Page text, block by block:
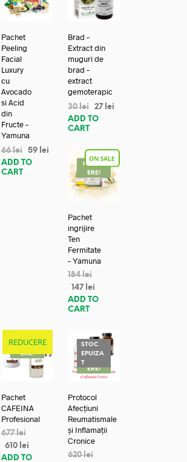
Pachet
Peeling
Facial
Luxury
cu
Avocado
si Acid
din
Fructe –
Yamuna
66lei 59 lei
ADD TO
CART
Brad –
Extract din
muguri de
brad –
extract
gemoterapic
30lei 27 lei
ADD TO
CART
REDUC
ERE!
Pachet
ingrijire
Ten
Fermitate
– Yamuna
184lei
147 lei
ADD TO
CART
REDUCERE
REDUC
ERE!
Pachet
CAFEINA
Profesional
677lei
610 lei
ADD TO
STOC
EPUIZA
TREDUC
ERE!
Protocol
Afecțiuni
Reumatismale
și Inflamații
Cronice
620lei